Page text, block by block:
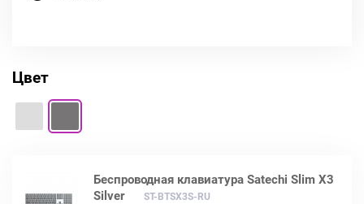
Цвет
Беспроводная клавиатура Satechi Slim X3
Silver
ST-BTSX3S-RU